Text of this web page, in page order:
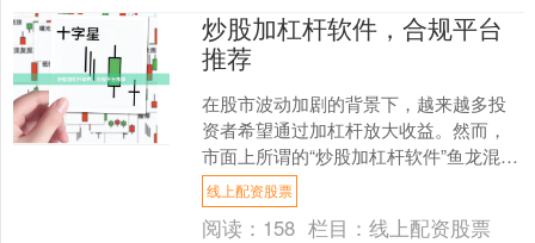
炒股加杠杆软件，合规平台
推荐
在股市波动加剧的背景下，越来越多投
资者希望通过加杠杆放大收益。然而，
市面上所谓的“炒股加杠杆软件”鱼龙混
杂，不少投资者因误入违规平台而血本
无归。本文将为您解析合....
线上配资股票
阅读： 158 栏目：线上配资股票